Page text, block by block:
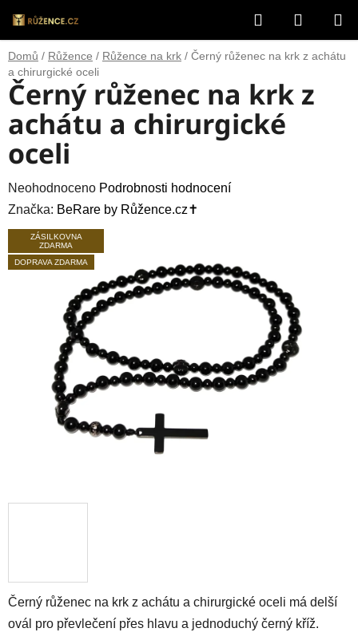
na
obsah
Hledat
KOŠÍK
Domů / Růžence / Růžence na krk / Černý růženec na krk z achátu
a chirurgické oceli
Černý růženec na krk z achátu a chirurgické oceli má delší
ovál pro převlečení přes hlavu a jednoduchý černý kříž.
Černý růženec na krk z
achátu a chirurgické
oceli
Průměrné
hodnocení
produktu
je
0,0
hvězdiček.
Neohodnoceno Podrobnosti hodnocení
Značka: BeRare by Růžence.cz✝️
ZÁSILKOVNA
ZDARMA
DOPRAVA ZDARMA